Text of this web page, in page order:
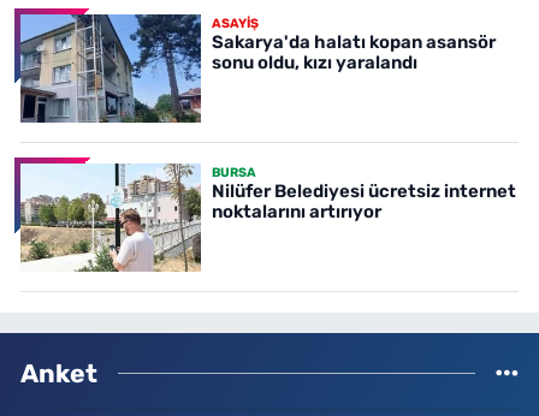
ASAYİŞ
Sakarya'da halatı kopan asansör
sonu oldu, kızı yaralandı
BURSA
Nilüfer Belediyesi ücretsiz internet
noktalarını artırıyor
Anket